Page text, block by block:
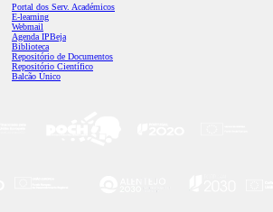
Portal dos Serv. Académicos
E-learning
Webmail
Agenda IPBeja
Biblioteca
Repositório de Documentos
Repositório Científico
Balcão Único